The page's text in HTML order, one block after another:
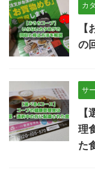
カ
の
サ
理
た